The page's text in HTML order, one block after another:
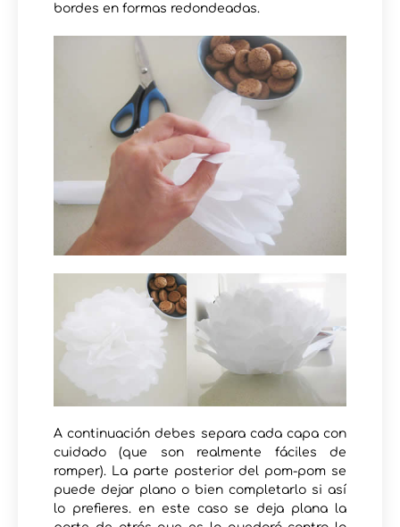
bordes en formas redondeadas.
A continuación debes separa cada capa con
cuidado (que son realmente fáciles de
romper). La parte posterior del pom-pom se
puede dejar plano o bien completarlo si así
lo prefieres. en este caso se deja plana la